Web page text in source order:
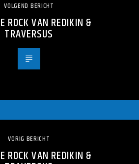
VOLGEND BERICHT
ROCK VAN REDIKIN &
TRAVERSUS
VORIG BERICHT
ROCK VAN REDIKIN &